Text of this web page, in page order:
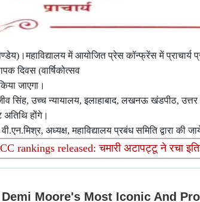
में आयोजित प्रेस कॉन्फ्रेंस में प्राचार्य प्रो
दिवस (वार्षिकोत्सव
जाएगा।
सिंह, उच्च न्यायालय, इलाहाबाद, लखनऊ खंडपीठ,
अतिथि होंगे।
अध्यक्ष, महाविद्यालय प्रबंध समिति द्वारा की
rankings released: चमारी अटापट्टू ने रचा